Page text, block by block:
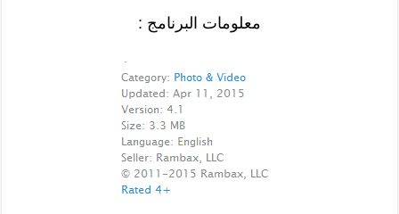
معلومات البرنامج :